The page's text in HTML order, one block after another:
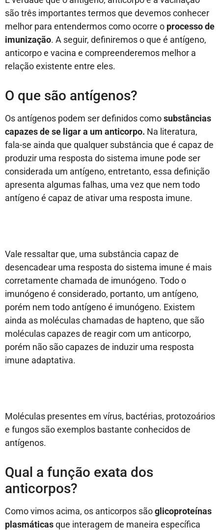
são três importantes termos que devemos conhecer
melhor para entendermos como ocorre o processo de
imunização. A seguir, definiremos o que é antígeno,
anticorpo e vacina e compreenderemos melhor a
relação existente entre eles.
O que são antígenos?
Os antígenos podem ser definidos comosubstâncias
capazes de se ligar a um anticorpo. Na literatura,
fala-se ainda que qualquer substância que é capaz de
produzir uma resposta do sistema imune pode ser
considerada um antígeno, entretanto, essa definição
apresenta algumas falhas, uma vez que nem todo
antígeno é capaz de ativar uma resposta imune.
Vale ressaltar que, uma substância capaz de
desencadear uma resposta do sistema imune é mais
corretamente chamada de imunógeno. Todo o
imunógeno é considerado, portanto, um antígeno,
porém nem todo antígeno é imunógeno. Existem
ainda as moléculas chamadas de hapteno, que são
moléculas capazes de reagir com um anticorpo,
porém não são capazes de induzir uma resposta
imune adaptativa.
Moléculas presentes em vírus, bactérias, protozoários
e fungos são exemplos bastante conhecidos de
antígenos.
Qual a função exata dos
anticorpos?
Como vimos acima, os anticorpos sãoglicoproteínas
plasmáticasque interagem de maneira específica